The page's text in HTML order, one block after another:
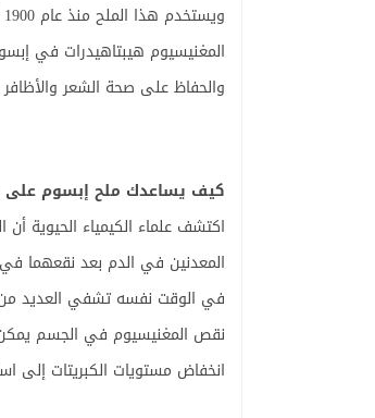
المغنيسيوم هيبتاهيدرات في
والحفاظ على صحة الشعر
كيف يساعدك ملح إبسوم على
اكتشف علماء الكيمياء الحيوية
المعدنين في الدم بعد نقعهما
في الوقت نفسه تشفي العديد من
نقص المغنيسيوم في الجسم يمكن
انخفاض مستويات الكبريتات إلى